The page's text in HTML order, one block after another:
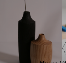
content